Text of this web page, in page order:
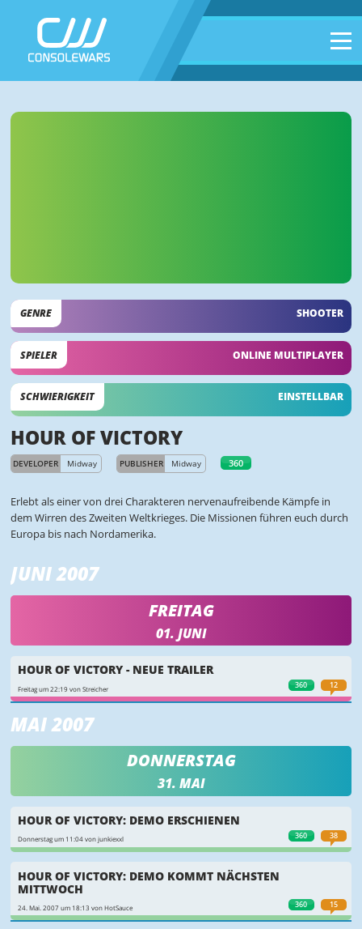
GENRE SHOOTER
SPIELER ONLINE MULTIPLAYER
SCHWIERIGKEIT EINSTELLBAR
HOUR OF VICTORY
DEVELOPER Midway PUBLISHER Midway 360
Erlebt als einer von drei Charakteren nervenaufreibende Kämpfe in
dem Wirren des Zweiten Weltkrieges. Die Missionen führen euch durch
Europa bis nach Nordamerika.
JUNI 2007
FREITAG
01. JUNI
360 12
HOUR OF VICTORY - NEUE TRAILER
Freitag um 22:19 von Streicher
MAI 2007
DONNERSTAG
31. MAI
360 38
HOUR OF VICTORY: DEMO ERSCHIENEN
Donnerstag um 11:04 von junkiexxl
360 15
HOUR OF VICTORY: DEMO KOMMT NÄCHSTEN
MITTWOCH
24. Mai. 2007 um 18:13 von HotSauce